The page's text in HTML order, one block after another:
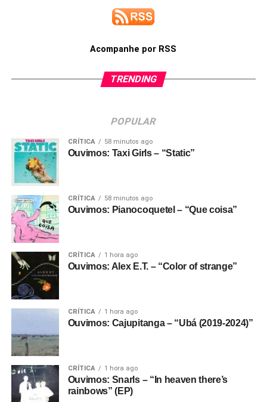
Acompanhe por RSS
TRENDING
POPULAR
CRÍTICA 58 minutos ago
Ouvimos: Taxi Girls – “Static”
CRÍTICA 58 minutos ago
Ouvimos: Pianocoquetel – “Que coisa”
CRÍTICA 1 hora ago
Ouvimos: Alex E.T. – “Color of strange”
CRÍTICA 1 hora ago
Ouvimos: Cajupitanga – “Ubá (2019-2024)”
CRÍTICA 1 hora ago
Ouvimos: Snarls – “In heaven there’s
rainbows” (EP)